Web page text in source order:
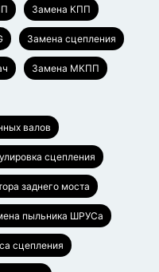
Замена КПП
Замена сцепления
Замена МКПП
валов
сцепления
заднего моста
пыльника ШРУСа
сцепления